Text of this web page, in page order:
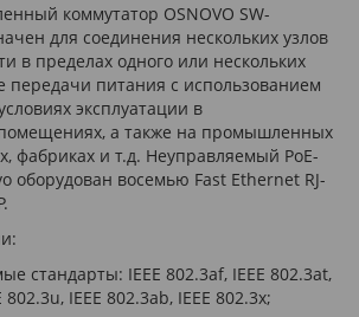
коммутатор OSNOVO SW-
для соединения нескольких узлов
в пределах одного или нескольких
передачи питания с использованием
эксплуатации в
а также на промышленных
фабриках и т.д. Неуправляемый PoE-
оборудован восемью Fast Ethernet RJ-
стандарты: IEEE 802.3af, IEEE 802.3at,
802.3u, IEEE 802.3ab, IEEE 802.3x;